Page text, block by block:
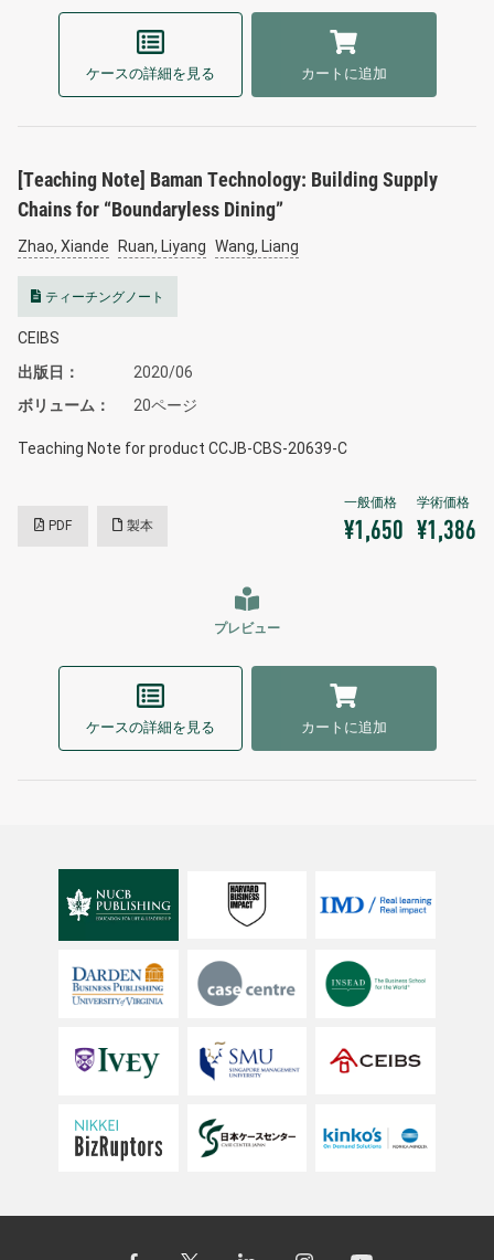
ケースの詳細を見る カートに追加
[Teaching Note] Baman Technology: Building Supply
Chains for “Boundaryless Dining”
Zhao, Xiande Ruan, Liyang Wang, Liang
ティーチングノート
CEIBS
出版日
2020/06
ボリューム
20ページ
Teaching Note for product CCJB-CBS-20639-C
PDF 製本 ¥1,650 ¥1,386
プレビュー
ケースの詳細を見る カートに追加